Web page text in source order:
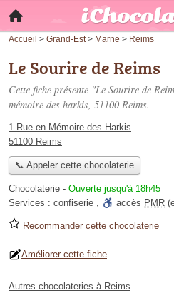
Accueil > Grand-Est > Marne > Reims
Le Sourire de Reims
Cette fiche présente "Le Sourire de
mémoire des harkis, 51100 Reims.
1 Rue en Mémoire des Harkis
51100 Reims
📞 Appeler cette chocolaterie
Chocolaterie - Ouverte jusqu'à 18h45
Services : confiserie , accès PMR
Recommander cette chocolaterie
Améliorer cette fiche
Autres chocolateries à Reims